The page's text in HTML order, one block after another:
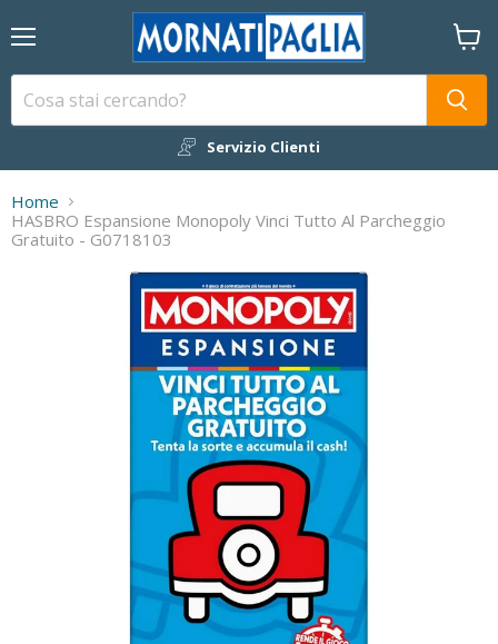
Servizio Clienti
il
Home
HASBRO Espansione Monopoly Vinci Tutto Al Parcheggio
Gratuito - G0718103